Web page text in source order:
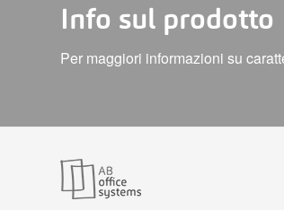
Info sul prodotto
Per maggiori informazioni su